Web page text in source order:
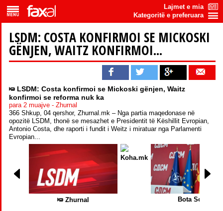
Lajmet e mia
Kategoritë e preferuara
LSDM: COSTA KONFIRMOI SE MICKOSKI
GËNJEN, WAITZ KONFIRMOI...
LSDM: Costa konfirmoi se Mickoski gënjen, Waitz
konfirmoi se reforma nuk ka
para 2 muajve - Zhurnal
366 Shkup, 04 qershor, Zhurnal.mk – Nga partia maqedonase në
opozitë LSDM, thonë se mesazhet e Presidentit të Këshillit Evropian,
Antonio Costa, dhe raporti i fundit i Weitz i miratuar nga Parlamenti
Evropian...
Zhurnal
Koha.mk
Bota Sot